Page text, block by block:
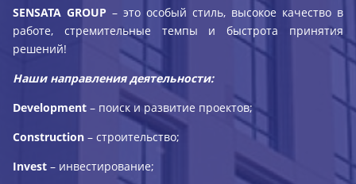
SENSATA GROUP – это особый стиль, высокое качество в
работе, стремительные темпы и быстрота принятия
решений!
Наши направления деятельности:
Development – поиск и развитие проектов;
Construction – строительство;
Invest – инвестирование;